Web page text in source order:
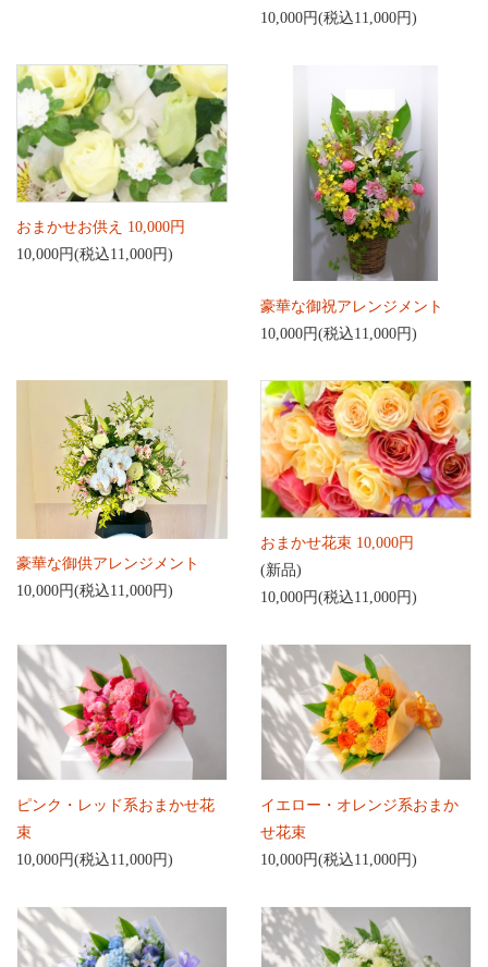
10,000円(税込11,000円)
おまかせお供え 10,000円
10,000円(税込11,000円)
豪華な御祝アレンジメント
10,000円(税込11,000円)
豪華な御供アレンジメント
10,000円(税込11,000円)
おまかせ花束 10,000円
(新品)
10,000円(税込11,000円)
ピンク・レッド系おまかせ花
束
10,000円(税込11,000円)
イエロー・オレンジ系おまか
せ花束
10,000円(税込11,000円)